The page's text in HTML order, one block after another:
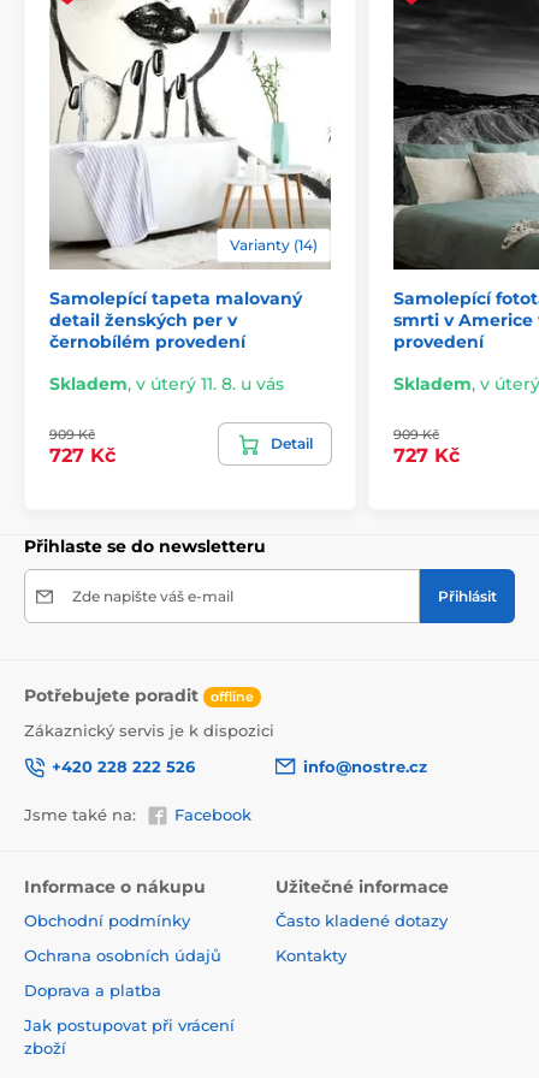
2) Výřezové samolepicí fototapety
U variant s výškou 270 cm je motiv přizpůsoben dané
velikosti, což může znamenat oříznutí některé části.
Po výběru rozměru na webu uvidíte přesný náhled.
Rozměry jsou tvořeny pásy širokými 49 cm.
Rozměry (v cm): 147x270(3 pruhy), 196x270(4 pruhy),
Použitá tisková metoda je ekologická, a proto jsou
přísné normy a mají VOC i GREENGUARD GOLD
certifikaci. Navíc jsou bez obsahu PVC a lepidlo je na
Varianty (14)
Samolepící tapeta malovaný
detail ženských per v
černobílém provedení
Skladem, v úterý 11. 8. u vás
909 Kč
727 Kč
Detail
Samolepící
smrti v
provedení
Skladem, v úterý
909 Kč
727 Kč
Přihlaste se do newsletteru
Zde napište váš e-mail Přihlásit
Potřebujete poradit offline
Zákaznický servis je k dispozici
+420 228 222 526
info@nostre.cz
Jsme také na: Facebook
Informace o nákupu
Obchodní podmínky
Ochrana osobních údajů
Doprava a platba
Jak postupovat při vrácení
zboží
Užitečné informace
Často kladené dotazy
Kontakty